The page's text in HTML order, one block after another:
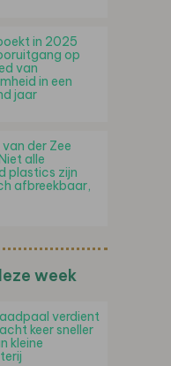
in 2025
op
van
in een
jaar
der Zee
alle
plastics zijn
afbreekbaar,
week
verdient
keer sneller
kleine